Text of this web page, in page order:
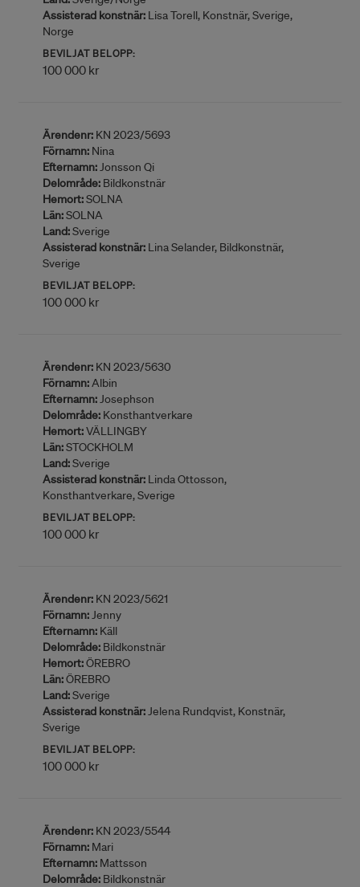
Assisterad konstnär: Lisa Torell, Konstnär, Sverige,
Norge
BEVILJAT BELOPP:
100 000 kr
Ärendenr: KN 2023/5693
Förnamn: Nina
Efternamn:Jonsson Qi
Delområde: Bildkonstnär
Hemort:SOLNA
Län:SOLNA
Land:Sverige
Assisterad konstnär: Lina Selander, Bildkonstnär,
Sverige
BEVILJAT BELOPP:
100 000 kr
Ärendenr: KN 2023/5630
Förnamn:Albin
Efternamn:Josephson
Delområde: Konsthantverkare
Hemort:VÄLLINGBY
Län:STOCKHOLM
Land:Sverige
Assisterad konstnär: Linda Ottosson,
Konsthantverkare, Sverige
BEVILJAT BELOPP:
100 000 kr
Ärendenr: KN 2023/5621
Förnamn:Jenny
Efternamn: Käll
Delområde: Bildkonstnär
Hemort:ÖREBRO
Län:ÖREBRO
Land:Sverige
Assisterad konstnär:Jelena Rundqvist, Konstnär,
Sverige
BEVILJAT BELOPP:
100 000 kr
Ärendenr: KN 2023/5544
Förnamn: Mari
Efternamn: Mattsson
Delområde: Bildkonstnär